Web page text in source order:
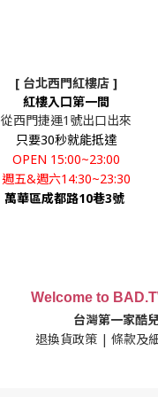
[ 台北西門紅樓店 ]
紅樓入口第一間
從西門捷運1號出口出來
只要30秒就能抵達
OPEN 15:00~23:00
週五&週六14:30~23:30
萬華區成都路10巷3號
Welcome to
台灣第一家酷
退換貨政策| 條款及